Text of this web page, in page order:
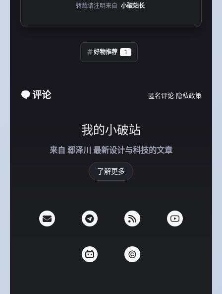
转载请注明来自 小破站长
好物推荐 1
评论 匿名评论 隐私政策
我的小破站
来自 郄泽川 最新设计与科技的文章
了解更多